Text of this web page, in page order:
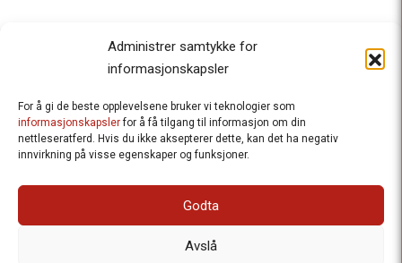
Administrer samtykke for
informasjonskapsler
For å gi de beste opplevelsene bruker vi teknologier som
informasjonskapslerfor å få tilgang til informasjon om din
nettleseratferd. Hvis du ikke aksepterer dette, kan det ha negativ
innvirkning på visse egenskaper og funksjoner.
Godta
Avslå
Besteforeldrenes klimaaksjon
Ansvarlig redaktør
: Halfdan Wiik |
: Postboks 1231 Vika, 0110 Oslo.
Organisasjonsnummer